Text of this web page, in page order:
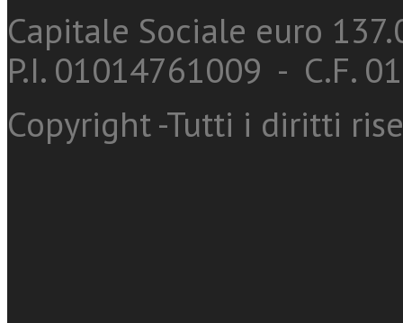
Capitale Sociale euro
P.I. 01014761009 - C.F.
Copyright -Tutti i diritti